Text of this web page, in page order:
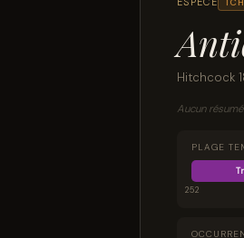
Hitchcock
Aucun
PLAGE
252